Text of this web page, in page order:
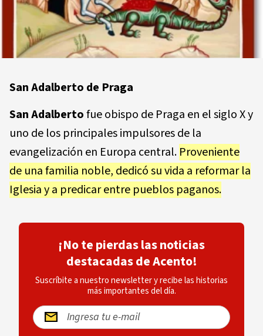
San Adalberto de Praga
San Adalbertofue obispo de Praga en el siglo X y
uno de los principales impulsores de la
evangelización en Europa central. Proveniente
de una familia noble, dedicó su vida a reformar la
Iglesia y a predicar entre pueblos paganos.
¡No te pierdas las noticias
destacadas de Acento!
Suscríbite a nuestro newsletter y recibe las historias
más importantes del día.